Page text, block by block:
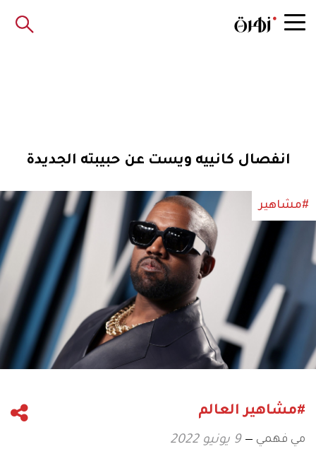
انفصال كانييه ويست عن حبيبته الجديدة
#مشاهير
#مشاهير العالم
مي فهمي 9 يونيو 2022